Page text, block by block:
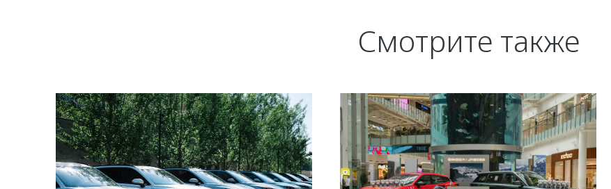
Смотрите также